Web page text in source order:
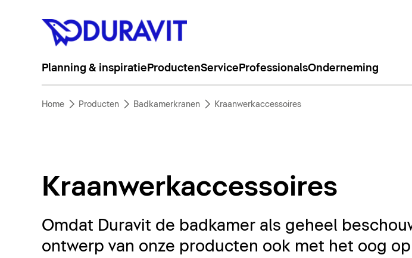
Planning & inspiratie ProductenService ProfessionalsOnderneming
Home Producten Badkamerkranen Kraanwerkaccessoires
Kraanwerkaccessoires
Omdat Duravit de badkamer als geheel
ontwerp van onze producten ook met het oog